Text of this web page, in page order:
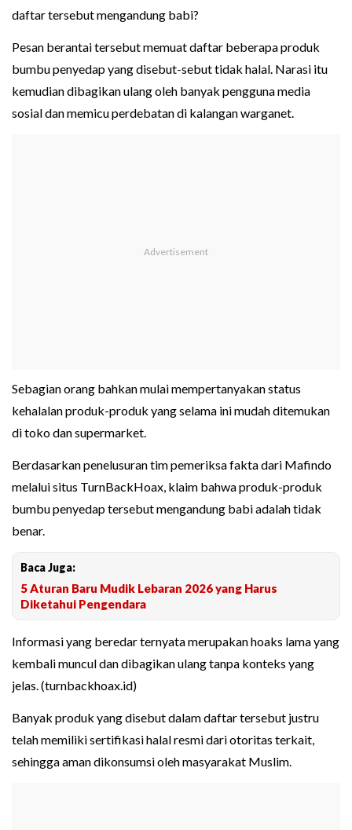
daftar tersebut mengandung babi?
Pesan berantai tersebut memuat daftar beberapa produk
bumbu penyedap yang disebut-sebut tidak halal. Narasi itu
kemudian dibagikan ulang oleh banyak pengguna media
sosial dan memicu perdebatan di kalangan warganet.
Sebagian orang bahkan mulai mempertanyakan status
kehalalan produk-produk yang selama ini mudah ditemukan
di toko dan supermarket.
Berdasarkan penelusuran tim pemeriksa fakta dari Mafindo
melalui situs TurnBackHoax, klaim bahwa produk-produk
bumbu penyedap tersebut mengandung babi adalah tidak
benar.
Baca Juga:
5 Aturan Baru Mudik Lebaran 2026 yang Harus
Diketahui Pengendara
Informasi yang beredar ternyata merupakan hoaks lama yang
kembali muncul dan dibagikan ulang tanpa konteks yang
jelas. (turnbackhoax.id)
Banyak produk yang disebut dalam daftar tersebut justru
telah memiliki sertifikasi halal resmi dari otoritas terkait,
sehingga aman dikonsumsi oleh masyarakat Muslim.